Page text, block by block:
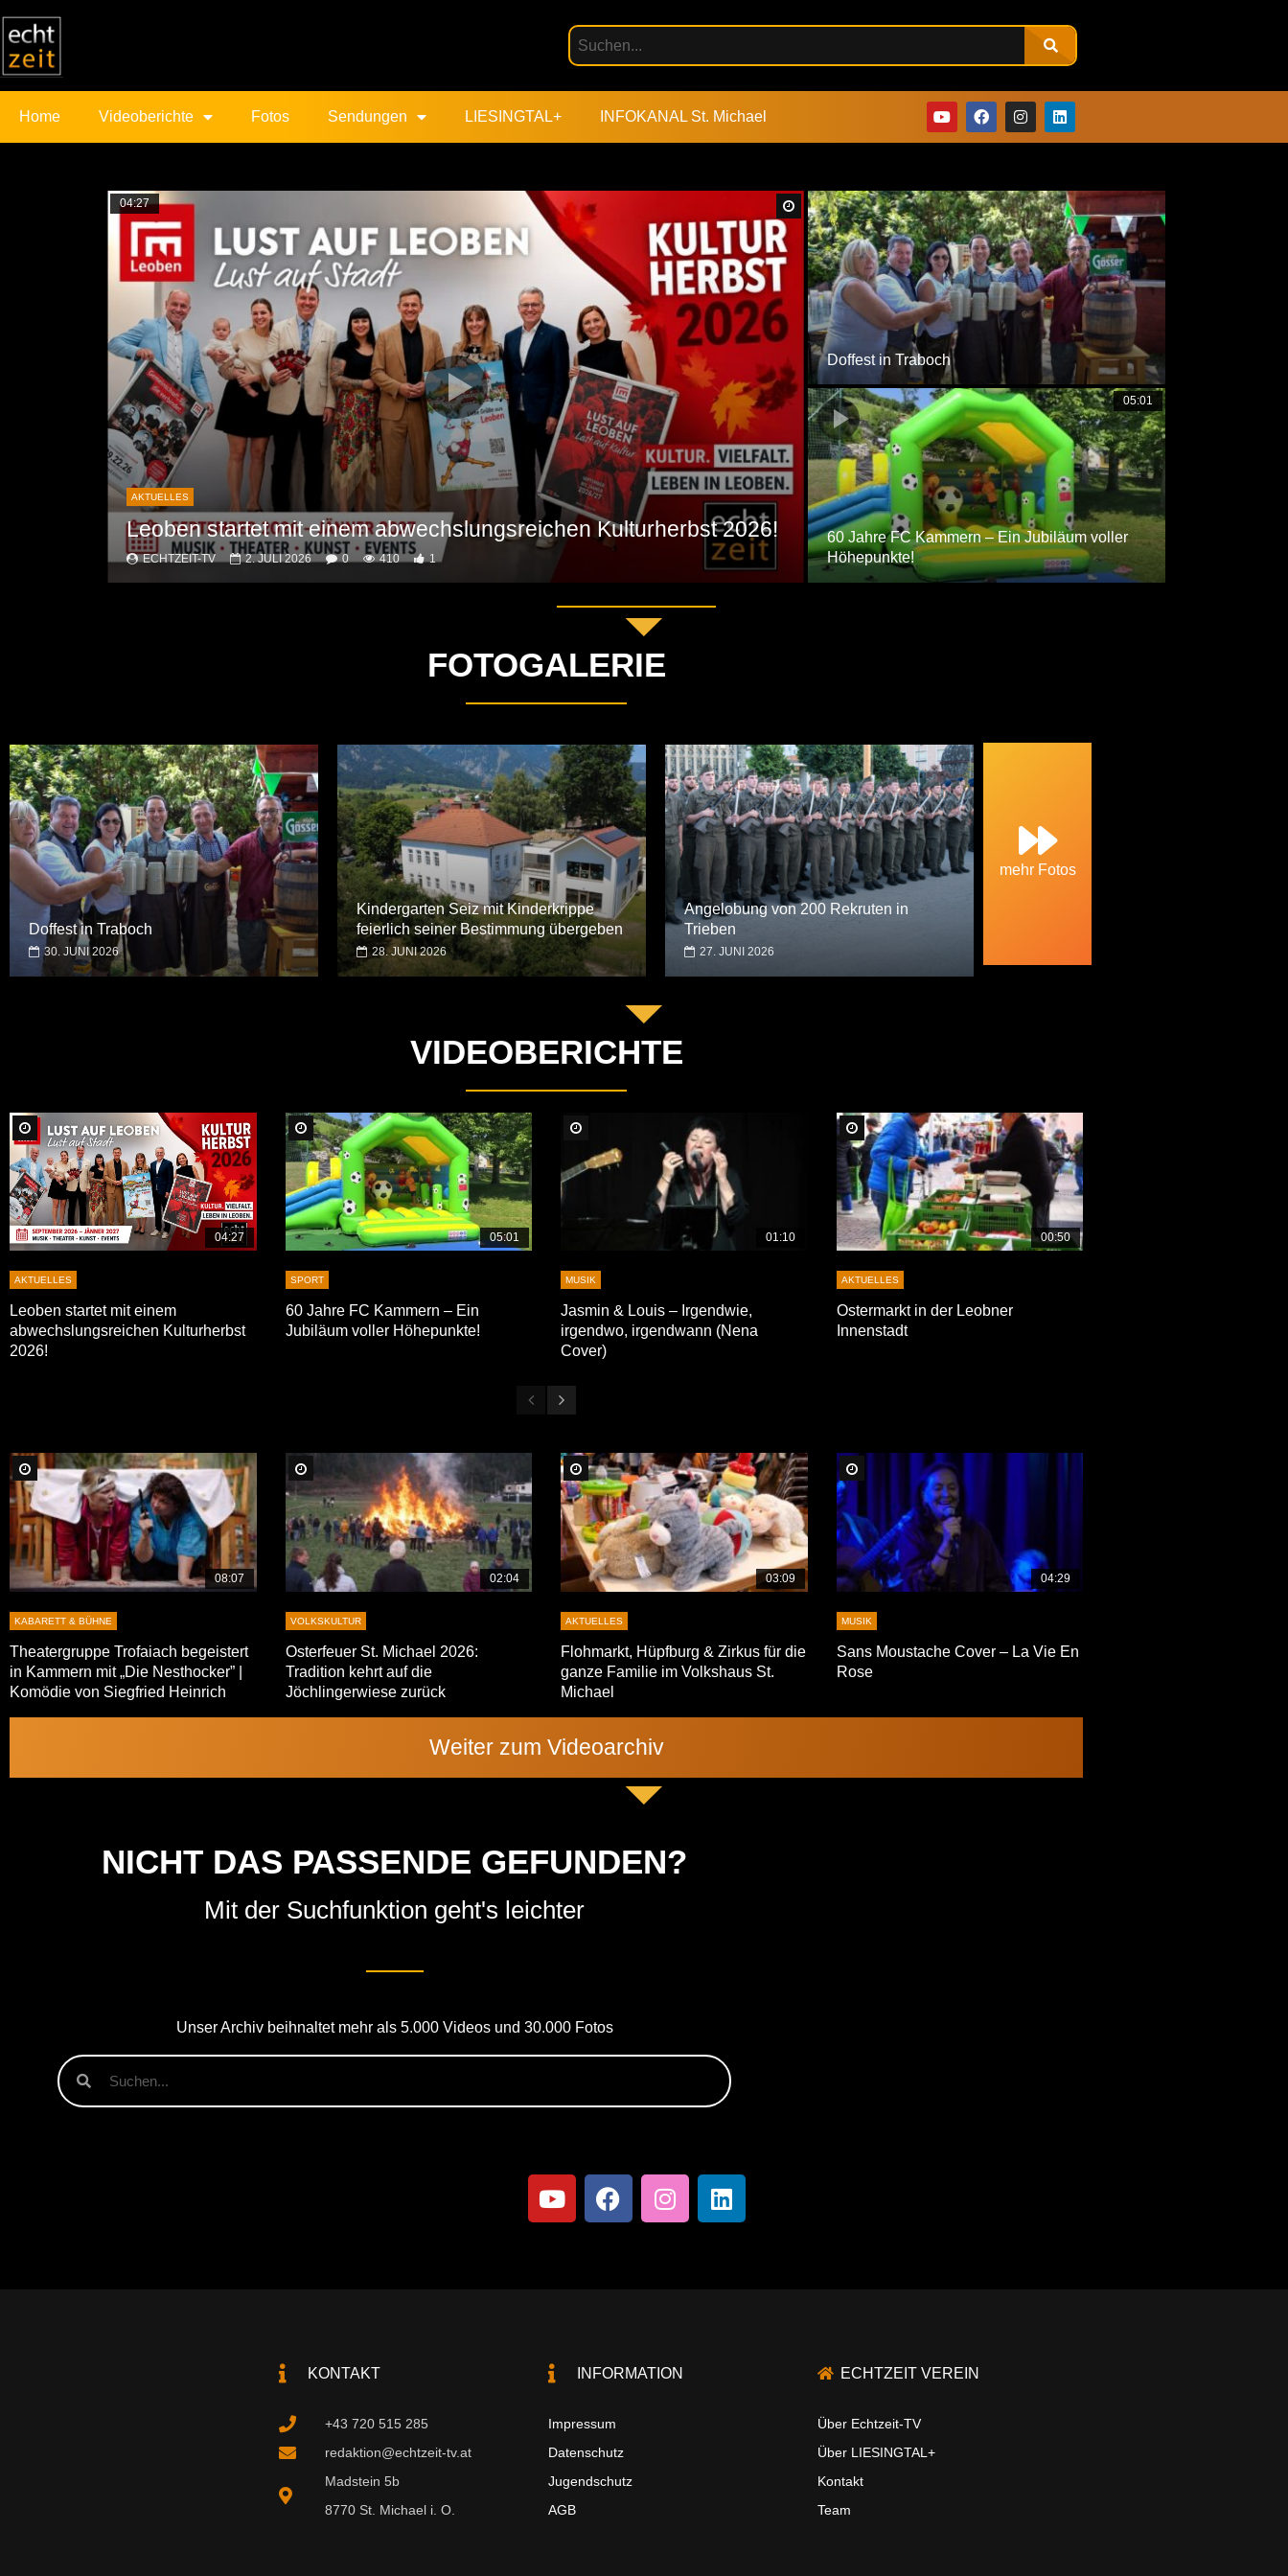
Home Videoberichte Fotos Sendungen LIESINGTAL+ INFOKANAL St. Michael
Später Ansehen
04:27
AKTUELLES
Leoben startet mit einem abwechslungsreichen Kulturherbst 2026!
ECHTZEIT-TV 2. JULI 2026 0 410 1
Doffest in Traboch
05:01
60 Jahre FC Kammern – Ein Jubiläum voller
Höhepunkte!
FOTOGALERIE
Doffest in Traboch
30. JUNI 2026
Kindergarten Seiz mit Kinderkrippe
feierlich seiner Bestimmung übergeben
28. JUNI 2026
Angelobung von 200 Rekruten in
Trieben
27. JUNI 2026
mehr Fotos
VIDEOBERICHTE
Später Ansehen
04:27
AKTUELLES
Leoben startet mit einem
abwechslungsreichen Kulturherbst
2026!
Später Ansehen
05:01
SPORT
60 Jahre FC Kammern – Ein
Jubiläum voller Höhepunkte!
01:10
MUSIK
Jasmin & Louis – Irgendwie,
irgendwo, irgendwann (Nena
Cover)
Später Ansehen
00:50
AKTUELLES
Ostermarkt in der Leobner
Innenstadt
Später Ansehen
08:07
KABARETT & BÜHNE
Theatergruppe Trofaiach begeistert
in Kammern mit „Die Nesthocker” |
Komödie von Siegfried Heinrich
Später Ansehen
02:04
VOLKSKULTUR
Osterfeuer St. Michael 2026:
Tradition kehrt auf die
Jöchlingerwiese zurück
Später Ansehen
03:09
AKTUELLES
Flohmarkt, Hüpfburg & Zirkus für die
ganze Familie im Volkshaus St.
Michael
Später Ansehen
04:29
MUSIK
Sans Moustache Cover – La Vie En
Rose
Weiter zum Videoarchiv
NICHT DAS PASSENDE GEFUNDEN?
Mit der Suchfunktion geht's leichter
Unser Archiv beihnaltet mehr als 5.000 Videos und 30.000 Fotos
KONTAKT
+43 720 515 285
redaktion@echtzeit-tv.at
Madstein 5b
8770 St. Michael i. O.
INFORMATION
Impressum
Datenschutz
Jugendschutz
AGB
ECHTZEIT VEREIN
Über Echtzeit-TV
Über LIESINGTAL+
Kontakt
Team